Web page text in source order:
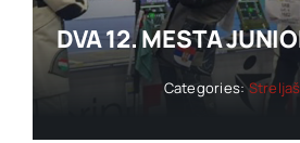
DVA 12. MESTA
Categories: